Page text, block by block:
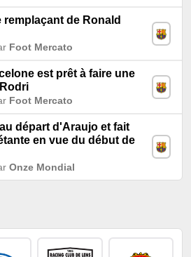
remplaçant de Ronald
Foot Mercato
est prêt à faire une
Foot Mercato
départ d'Araujo et fait
en vue du début de
Onze Mondial